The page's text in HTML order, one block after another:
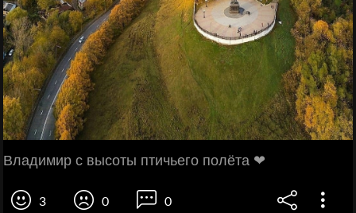
Владимир с высоты птичьего полёта ❤
3 0 0